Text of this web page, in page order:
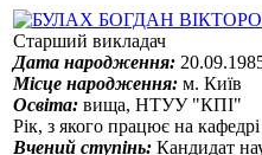
БУЛАХ БОГДАН
Старший викладач
Дата народження:
Місце народження: м. Київ
Освіта: вища, НТУУ "КПІ"
Рік, з якого працює на
Вчений ступінь: Кандидат